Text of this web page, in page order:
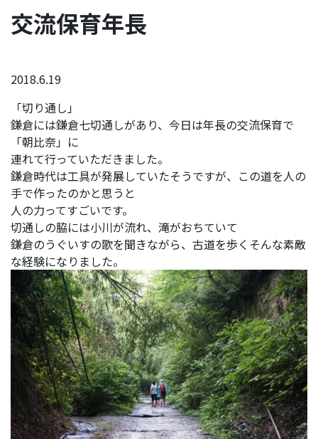
交流保育年長
2018.6.19
「切り通し」
鎌倉には鎌倉七切通しがあり、今日は年長の交流保育で
「朝比奈」に
連れて行っていただきました。
鎌倉時代は工具が発展していたそうですが、この道を人の
手で作ったのかと思うと
人の力ってすごいです。
切通しの脇には小川が流れ、滝がおちていて
鎌倉のうぐいすの歌を聞きながら、古道を歩くそんな素敵
な経験になりました。